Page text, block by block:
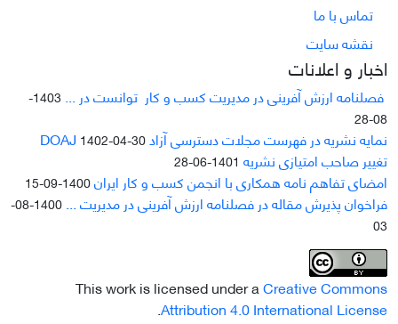
تماس با ما
نقشه سایت
اخبار و اعلانات
فصلنامه ارزش آفرینی در مدیریت کسب و کار توانست در ...
1403-
08-28
نمایه نشریه در فهرست مجلات دسترسی آزاد DOAJ1402-04-30
تغییر صاحب امتیازی نشریه 1401-06-28
امضای تفاهم نامه همکاری با انجمن کسب و کار ایران1400-09-15
فراخوان پذیرش مقاله در فصلنامه ارزش آفرینی در مدیریت ...
1400-08-
03
This work is licensed under aCreative Commons
Attribution 4.0 International License
.